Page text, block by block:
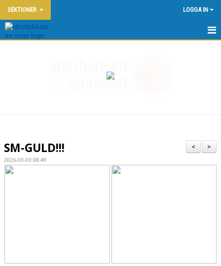
SEKTIONER LOGGA IN
YMERGÅRDEN
>
<
SM-GULD!!!
2026-03-03 08:49